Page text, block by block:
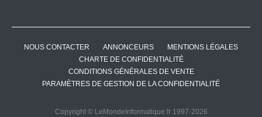
NOUS CONTACTER ANNONCEURS
MENTIONS LÉGALES
CHARTE DE CONFIDENTIALITÉ
CONDITIONS GÉNÉRALES DE VENTE
PARAMÈTRES DE GESTION DE LA CONFIDENTIALITÉ
Copyright © LeMondeInformatique.fr 1997-2026